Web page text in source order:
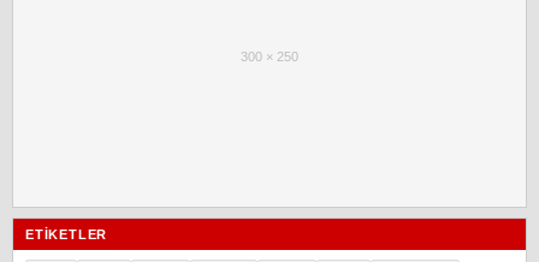
300 × 250
ETIKETLER